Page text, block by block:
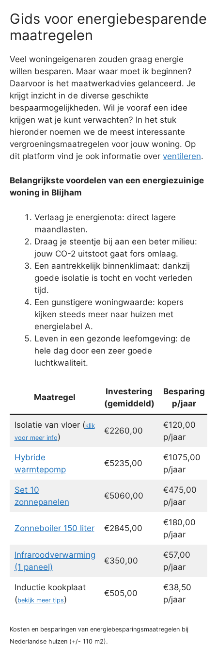
Gids voor energiebesparende
maatregelen
Veel woningeigenaren zouden graag energie
willen besparen. Maar waar moet ik beginnen?
Daarvoor is het maatwerkadvies gelanceerd. Je
krijgt inzicht in de diverse geschikte
bespaarmogelijkheden. Wil je vooraf een idee
krijgen wat je kunt verwachten? In het stuk
hieronder noemen we de meest interessante
vergroeningsmaatregelen voor jouw woning. Op
dit platform vind je ook informatie over ventileren.
Belangrijkste voordelen van een energiezuinige
woning in Blijham
Verlaag je energienota: direct lagere
maandlasten.
Draag je steentje bij aan een beter milieu:
jouw CO-2 uitstoot gaat fors omlaag.
Een aantrekkelijk binnenklimaat: dankzij
goede isolatie is tocht en vocht verleden
tijd.
Een gunstigere woningwaarde: kopers
kijken steeds meer naar huizen met
energielabel A.
Leven in een gezonde leefomgeving: de
hele dag door een zeer goede
luchtkwaliteit.
Maatregel
Investering
(gemiddeld)
Besparing
p/jaar
Isolatie van vloer (klik
voor meer info)
€2260,00
€120,00
p/jaar
Hybride
warmtepomp
€5235,00
€1075,00
p/jaar
Set 10
zonnepanelen
€5060,00
€475,00
p/jaar
Zonneboiler 150 liter €2845,00
€180,00
p/jaar
Infraroodverwarming
(1 paneel)
€350,00
€57,00
p/jaar
Inductie kookplaat
(bekijk meer tips)
€505,00
€38,50
p/jaar
Kosten en besparingen van energiebesparingsmaatregelen bij
Nederlandse huizen (+/- 110 m2).